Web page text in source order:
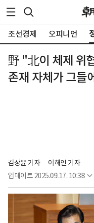
조선경제 오피니언
野 "北이 체제 위
존재 자체가 그들
김상윤 기자
이해인 기자
업데이트 2025.09.17. 10:38